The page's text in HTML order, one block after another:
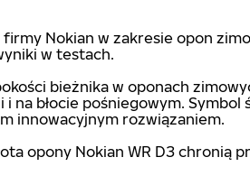
Nokian w zakresie opon
w testach.
bieżnika w oponach
i na błocie pośniegowym.
innowacyjnym rozwiązaniem.
opony Nokian WR D3 chronią